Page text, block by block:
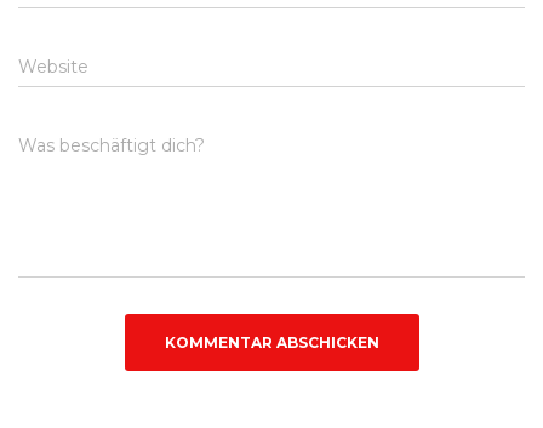
Website
Was beschäftigt dich?